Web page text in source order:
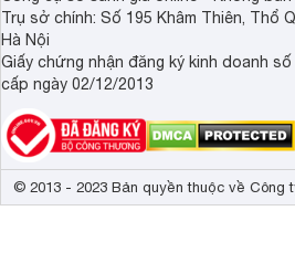
Trụ sở chính: Số 195 Khâm Thiên, Thổ
Hà Nội
Giấy chứng nhận đăng ký kinh doanh số
cấp ngày 02/12/2013
© 2013 - 2023 Bản quyền thuộc về Công